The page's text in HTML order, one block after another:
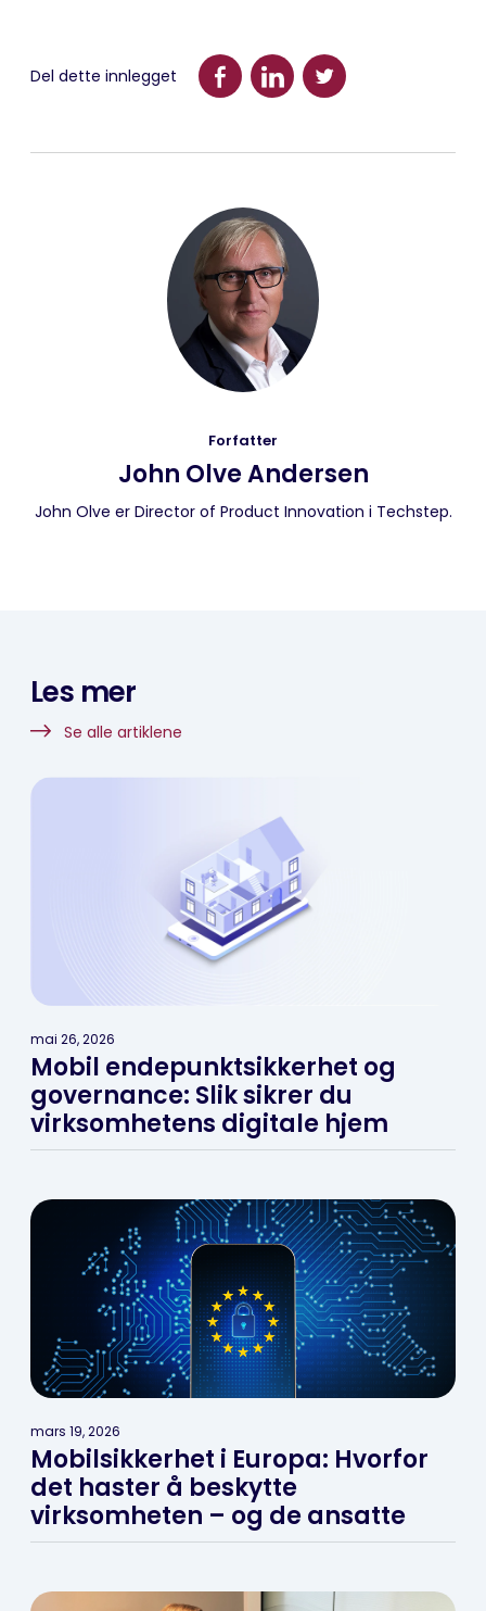
Del dette innlegget
Forfatter
John Olve Andersen
John Olve er Director of Product Innovation i Techstep.
Les mer
Se alle artiklene
mai 26, 2026
Mobil endepunktsikkerhet og
governance: Slik sikrer du
virksomhetens digitale hjem
mars 19, 2026
Mobilsikkerhet i Europa: Hvorfor
det haster å beskytte
virksomheten – og de ansatte